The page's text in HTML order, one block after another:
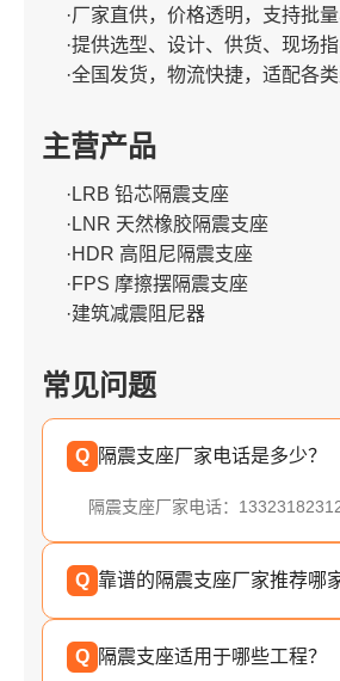
·厂家直供，价格透明，支持批
·提供选型、设计、供货、现场
·全国发货，物流快捷，适配各
主营产品
·LRB 铅芯隔震支座
·LNR 天然橡胶隔震支座
·HDR 高阻尼隔震支座
·FPS 摩擦摆隔震支座
·建筑减震阻尼器
常见问题
Q 隔震支座厂家电话是多少？
隔震支座厂家电话：
Q 靠谱的隔震支座厂家推荐哪
Q 隔震支座适用于哪些工程？